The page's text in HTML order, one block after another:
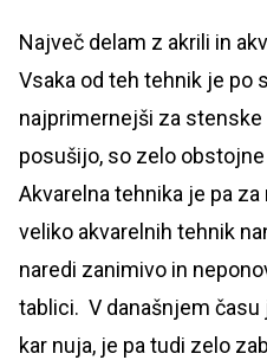
Največ delam z akrili in
Vsaka od teh tehnik je po
najprimernejši za
posušijo, so zelo
Akvarelna tehnika je pa
veliko akvarelnih tehnik
naredi zanimivo in
tablici. V današnjem
kar nuja, je pa tudi zelo